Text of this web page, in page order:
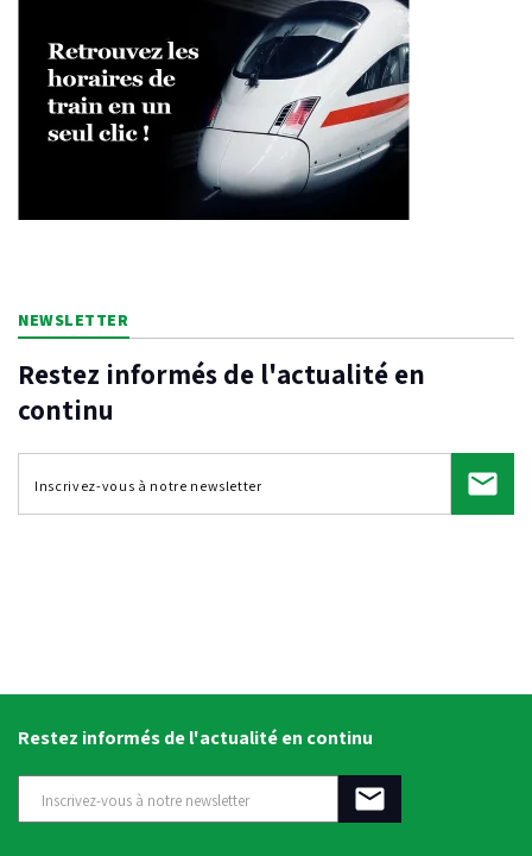
NEWSLETTER
Restez informés de l'actualité en
continu
Restez informés de l'actualité en continu